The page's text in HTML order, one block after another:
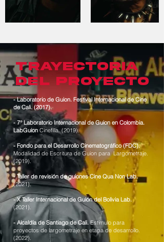
Trayectoria
del proyecto
- Laboratorio de Guion. Festival Internacional de Cine
de Cali. (2017).
- 7° Laboratorio Internacional de Guion en Colombia.
LabGuion Cinefilia. (2019).
- Fondo para el Desarrollo Cinematográfico (FDC).
Modalidad de Escritura de Guion para Largometraje.
(2019).
- Taller de revisión de guiones Cine Qua Non Lab.
(2021).
- X Taller Internacional de Guión del Bolivia Lab.
(2021).
- Alcaldía de Santiago de Cali.Estímulo para
proyectos de largometraje en etapa de desarrollo.
(2022).